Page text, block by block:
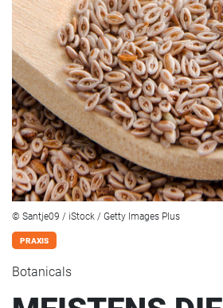
© Santje09 / iStock / Getty Images Plus
PRAXIS
Botanicals